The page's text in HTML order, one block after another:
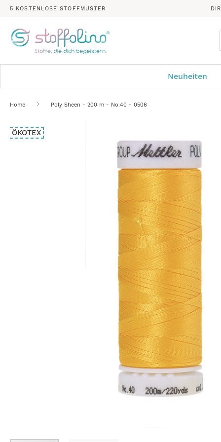
5 KOSTENLOSE STOFFMUSTER
Neuheiten
Home Poly Sheen - 200 m - No.40 - 0506
Zum
Ende
ÖKOTEX